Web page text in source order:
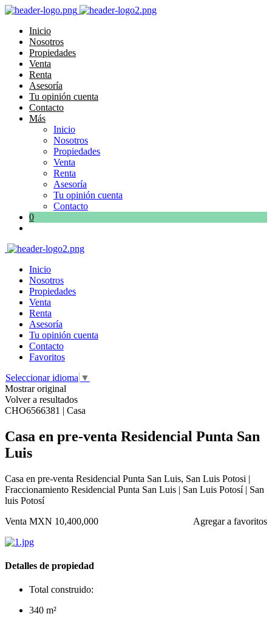
Inicio
Nosotros
Propiedades
Venta
Renta
Asesoría
Tu opinión cuenta
Contacto
Más
Inicio
Nosotros
Propiedades
Venta
Renta
Asesoría
Tu opinión cuenta
Contacto
0
Inicio
Nosotros
Propiedades
Venta
Renta
Asesoría
Tu opinión cuenta
Contacto
Favoritos
Seleccionar idioma ▼
Mostrar original
Volver a resultados
CHO6566381 | Casa
Casa en pre-venta Residencial Punta San
Luis
Casa en pre-venta Residencial Punta San Luis, San Luis Potosi |
Fraccionamiento Residencial Punta San Luis | San Luis Potosí | San
luis Potosí
Agregar a favoritos
Venta MXN 10,400,000
Detalles de propiedad
Total construido:
340 m²